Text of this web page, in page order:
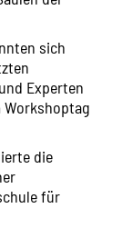
sich
Experten
die
für